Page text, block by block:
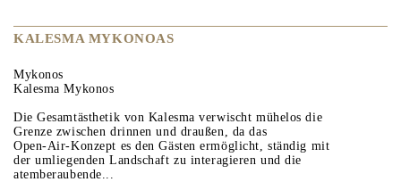
KALESMA MYKONOAS
Mykonos
Kalesma Mykonos
Die Gesamtästhetik von Kalesma verwischt mühelos die
Grenze zwischen drinnen und draußen, da das
Open-Air-Konzept es den Gästen ermöglicht, ständig mit
der umliegenden Landschaft zu interagieren und die
atemberaubende...